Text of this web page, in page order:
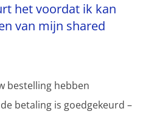
het voordat ik kan
van mijn shared
bestelling hebben
betaling is goedgekeurd –